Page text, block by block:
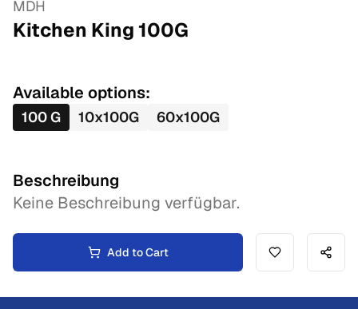
MDH
Kitchen King100G
Available options:
100G 10x100G 60x100G
Beschreibung
Keine Beschreibung verfügbar.
Add to Cart